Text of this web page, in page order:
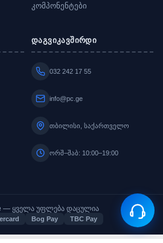
კომპონენტები
დაგვიკავშირდი
032 242 17 55
info@pc.ge
თბილისი, საქართველო
ორშ–შაბ: 10:00–19:00
— ყველა უფლება დაცულია
Bog Pay TBC Pay